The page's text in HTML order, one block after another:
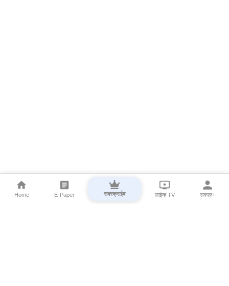
Home E-Paper सबस्क्राईब लाईव्ह TV सकाळ+